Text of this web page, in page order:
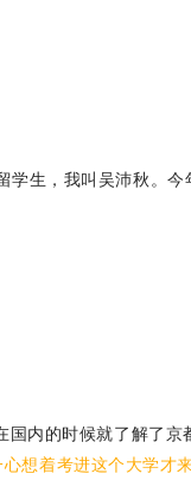
学生，我叫吴沛秋。
国内的时候就了解了京
想着考进这个大学才